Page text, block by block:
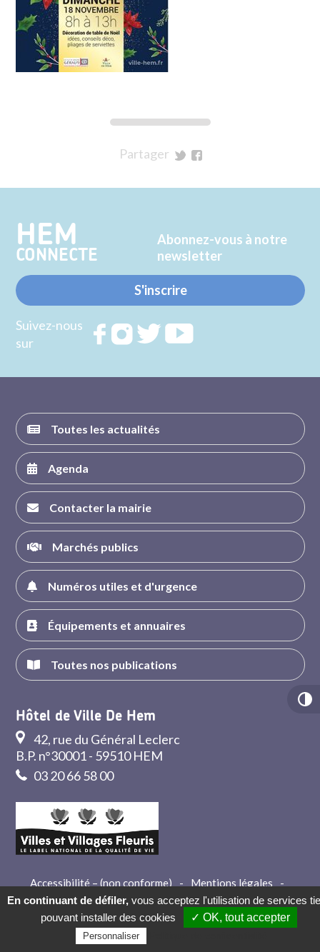
Partager
Twitter
Facebook
HEM
CONNECTE
Abonnez-vous à notre
newsletter
S'inscrire
Suivez-nous
sur
RejoignezRejoignezRejoignez
Toutes les actualités
Agenda
Contacter la mairie
Marchés publics
Numéros utiles et d'urgence
Équipements et annuaires
Toutes nos publications
Hôtel de Ville De Hem
42, rue du Général Leclerc
B.P. n°30001 - 59510 HEM
03 20 66 58 00
Accessibilité – (non conforme) - Mentions légales
-
Crédits
- Contact
En continuant de défiler, vous acceptez l'utilisation de services
pouvant installer des cookies
✓ OK, tout accepter
Personnaliser